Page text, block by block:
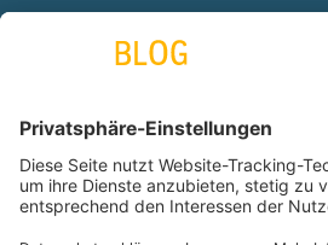
engineering.